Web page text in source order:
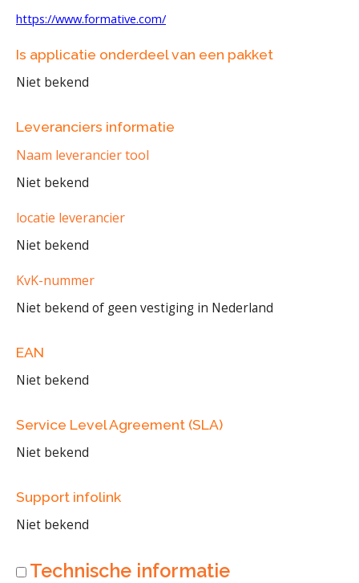
https://www.formative.com/
Is applicatie onderdeel van een pakket
Niet bekend
Leveranciers informatie
Naam leverancier tool
Niet bekend
locatie leverancier
Niet bekend
KvK-nummer
Niet bekend of geen vestiging in Nederland
EAN
Niet bekend
Service Level Agreement (SLA)
Niet bekend
Support infolink
Niet bekend
Technische informatie